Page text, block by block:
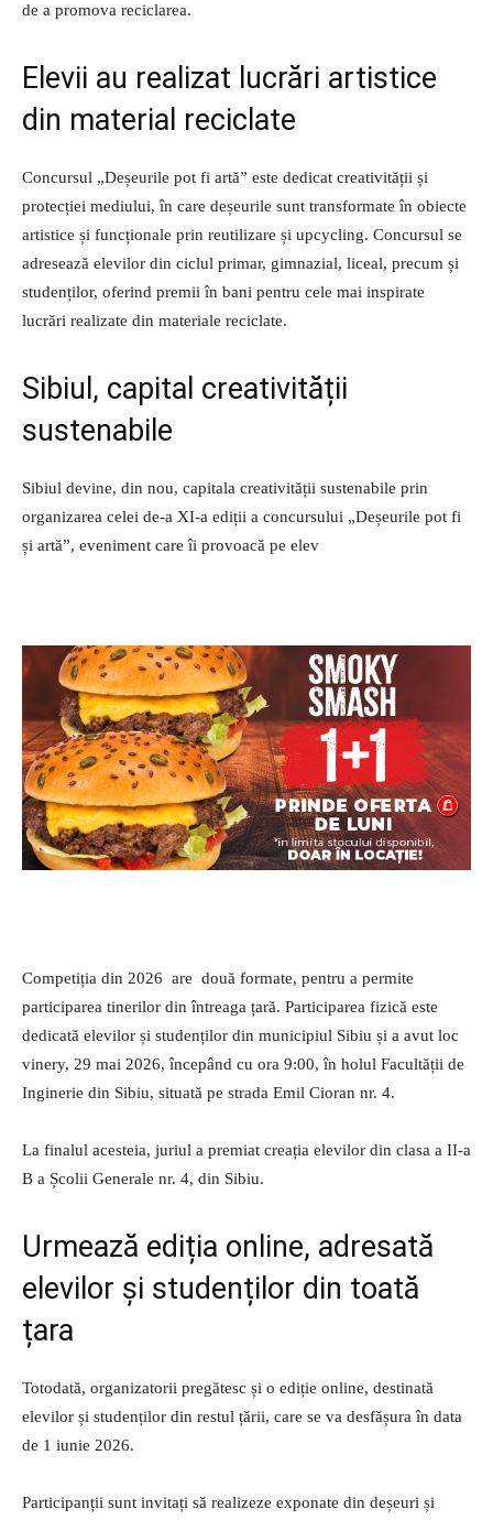
de a promova reciclarea.
Elevii au realizat lucrări artistice
din material reciclate
Concursul „Deșeurile pot fi artă” este dedicat creativității și
protecției mediului, în care deșeurile sunt transformate în obiecte
artistice și funcționale prin reutilizare și upcycling. Concursul se
adresează elevilor din ciclul primar, gimnazial, liceal, precum și
studenților, oferind premii în bani pentru cele mai inspirate
lucrări realizate din materiale reciclate.
Sibiul, capital creativității
sustenabile
Sibiul devine, din nou, capitala creativității sustenabile prin
organizarea celei de-a XI-a ediții a concursului „Deșeurile pot fi
și artă”, eveniment care îi provoacă pe elev
Competiția din 2026 are două formate, pentru a permite
participarea tinerilor din întreaga țară. Participarea fizică este
dedicată elevilor și studenților din municipiul Sibiu și a avut loc
vinery, 29 mai 2026, începând cu ora 9:00, în holul Facultății de
Inginerie din Sibiu, situată pe strada Emil Cioran nr. 4.
La finalul acesteia, juriul a premiat creația elevilor din clasa a II-a
B a Școlii Generale nr. 4, din Sibiu.
Urmează ediția online, adresată
elevilor și studenților din toată
țara
Totodată, organizatorii pregătesc și o ediție online, destinată
elevilor și studenților din restul țării, care se va desfășura în data
de 1 iunie 2026.
Participanții sunt invitați să realizeze exponate din deșeuri și